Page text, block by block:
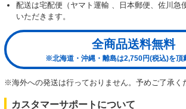
配送は宅配便（ヤマト運輸 、日本郵便、佐川急
いただきます。
全商品送料無料
※北海道・沖縄・離島は2,750円(税込)を頂
※海外への発送は行っておりません。予めご了承く
カスタマーサポートについて